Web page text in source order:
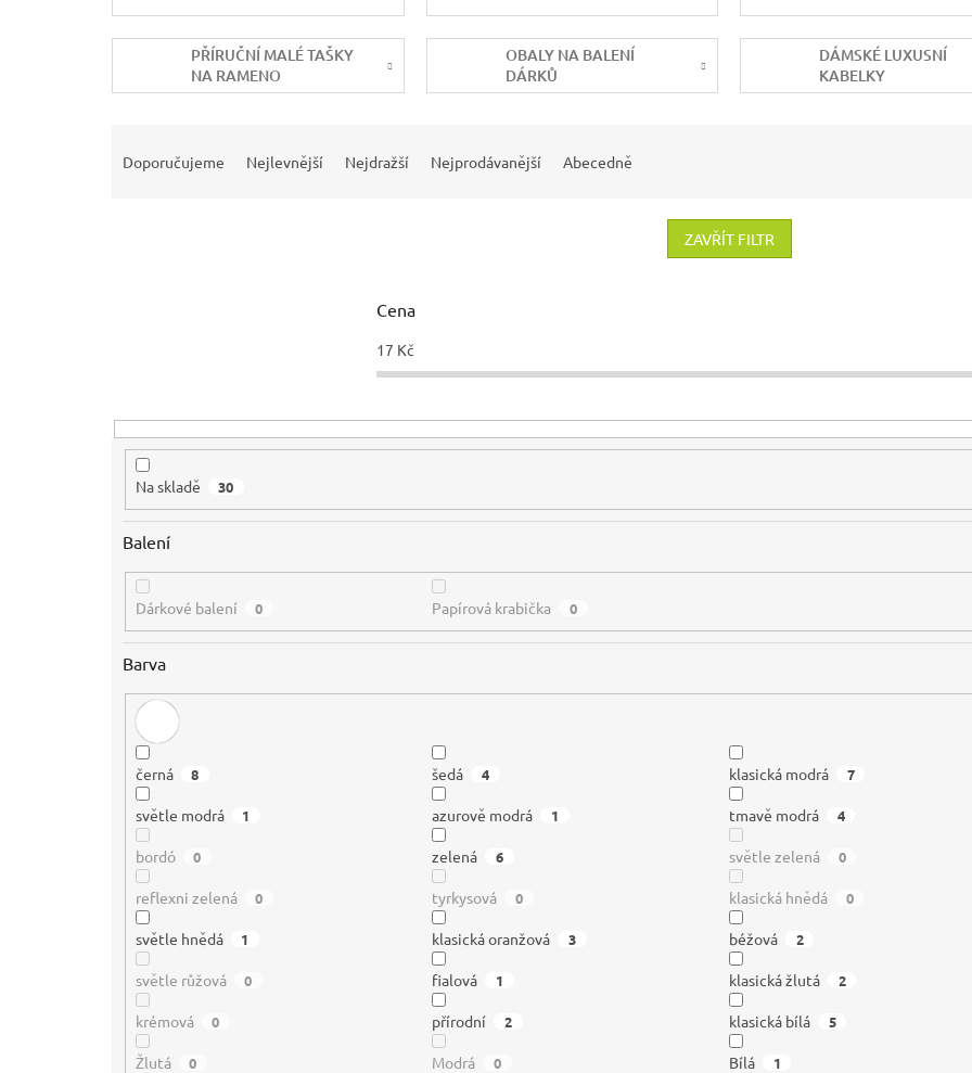
PŘÍRUČNÍ MALÉ TAŠKY
NA RAMENO
OBALY NA BALENÍ
DÁRKŮ
DÁMSKÉ LUXUSNÍ
KABELKY
t
ů
Doporučujeme Nejlevnější Nejdražší Nejprodávanější Abecedně
ZAVŘÍT FILTR
Cena
17 Kč
Na skladě 30
Balení
Dárkové balení 0 Papírová krabička 0
Barva
černá 8 šedá 4 klasická modrá 7
světle modrá 1 azurově modrá 1 tmavě modrá 4
bordó 0 zelená 6 světle zelená 0
reflexni zelená 0 tyrkysová 0 klasická hnědá 0
světle hnědá 1 klasická oranžová 3 béžová 2
světle růžová 0 fialová 1 klasická žlutá 2
krémová 0 přírodní 2 klasická bílá 5
Žlutá 0 Modrá 0 Bílá 1